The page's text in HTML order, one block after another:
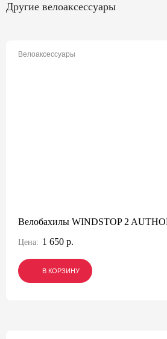
Другие велоаксессуары
Велоаксессуары
Велобахилы WINDSTOP 2
Цена: 1 650 р.
В КОРЗИНУ
В КОРЗИНУ
В КОРЗИНУ